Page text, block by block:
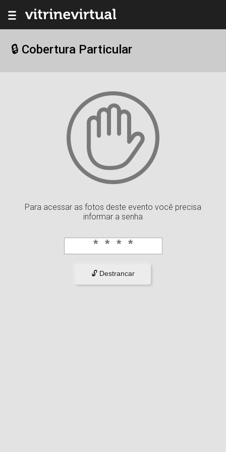
🔒 Cobertura Particular
Para acessar as fotos deste evento você precisa
informar a senha
🔓 Destrancar